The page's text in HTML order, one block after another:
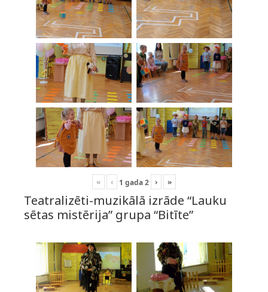
« ‹ 1 gada2 › »
Teatralizēti-muzikālā izrāde “Lauku
sētas mistērija” grupa “Bitīte”